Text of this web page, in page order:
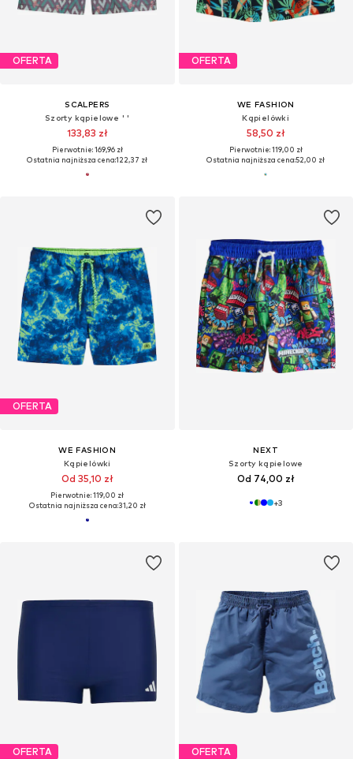
OFERTA
SCALPERS
Szorty kąpielowe ' '
133,83 zł
Pierwotnie: 169,96 zł
Ostatnia najniższa cena:122,37 zł
OFERTA
WE FASHION
Kąpielówki
58,50 zł
Pierwotnie: 119,00 zł
Ostatnia najniższa cena:52,00 zł
OFERTA
WE FASHION
Kąpielówki
Od 35,10 zł
Pierwotnie: 119,00 zł
Ostatnia najniższa cena:31,20 zł
NEXT
Szorty kąpielowe
Od 74,00 zł
+3
OFERTA OFERTA